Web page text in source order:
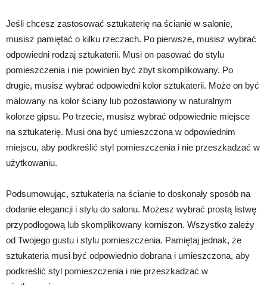
Jeśli chcesz zastosować sztukaterię na ścianie w salonie,
musisz pamiętać o kilku rzeczach. Po pierwsze, musisz wybrać
odpowiedni rodzaj sztukaterii. Musi on pasować do stylu
pomieszczenia i nie powinien być zbyt skomplikowany. Po
drugie, musisz wybrać odpowiedni kolor sztukaterii. Może on być
malowany na kolor ściany lub pozostawiony w naturalnym
kolorze gipsu. Po trzecie, musisz wybrać odpowiednie miejsce
na sztukaterię. Musi ona być umieszczona w odpowiednim
miejscu, aby podkreślić styl pomieszczenia i nie przeszkadzać w
użytkowaniu.
Podsumowując, sztukateria na ścianie to doskonały sposób na
dodanie elegancji i stylu do salonu. Możesz wybrać prostą listwę
przypodłogową lub skomplikowany korniszon. Wszystko zależy
od Twojego gustu i stylu pomieszczenia. Pamiętaj jednak, że
sztukateria musi być odpowiednio dobrana i umieszczona, aby
podkreślić styl pomieszczenia i nie przeszkadzać w